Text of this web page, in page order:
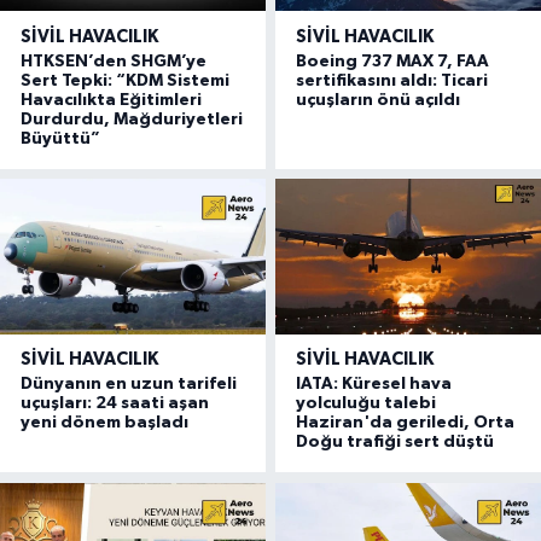
SIVIL HAVACILIK
HTKSEN’den SHGM’ye
Sert Tepki: “KDM Sistemi
Havacılıkta Eğitimleri
Durdurdu, Mağduriyetleri
Büyüttü”
SIVIL HAVACILIK
Boeing 737 MAX 7, FAA
sertifikasını aldı: Ticari
uçuşların önü açıldı
SIVIL HAVACILIK
Dünyanın en uzun tarifeli
uçuşları: 24 saati aşan
yeni dönem başladı
SIVIL HAVACILIK
IATA: Küresel hava
yolculuğu talebi
Haziran'da geriledi, Orta
Doğu trafiği sert düştü